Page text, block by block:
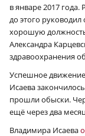
в январе 2017
до этого
хорошую должность
Александра
здравоохранения
Успешное
Исаева
прошли обыски.
ещё через два
Владимира Исаева